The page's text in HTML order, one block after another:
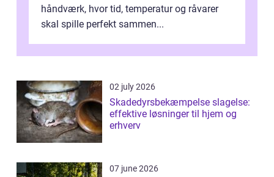
håndværk, hvor tid, temperatur og råvarer
skal spille perfekt sammen...
02 july 2026
Skadedyrsbekæmpelse slagelse:
effektive løsninger til hjem og
erhverv
07 june 2026